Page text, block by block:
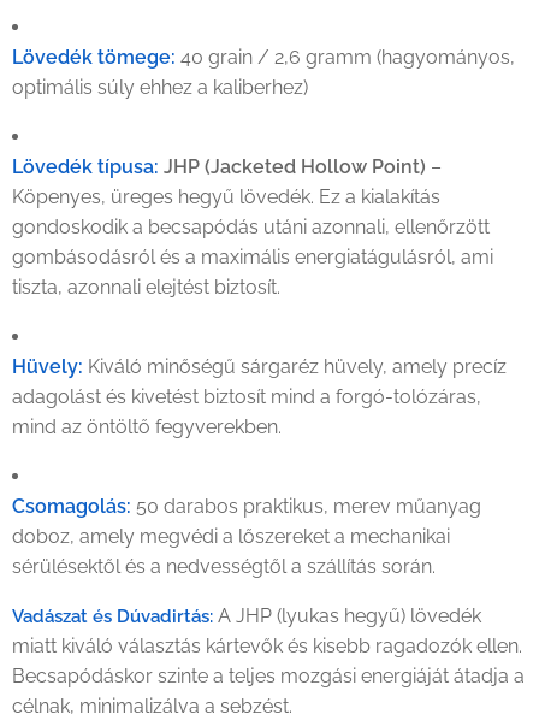
Lövedék tömege: 40 grain / 2,6 gramm (hagyományos,
optimális súly ehhez a kaliberhez)
Lövedék típusa: JHP (Jacketed Hollow Point) –
Köpenyes, üreges hegyű lövedék. Ez a kialakítás
gondoskodik a becsapódás utáni azonnali, ellenőrzött
gombásodásról és a maximális energiatágulásról, ami
tiszta, azonnali elejtést biztosít.
Hüvely: Kiváló minőségű sárgaréz hüvely, amely precíz
adagolást és kivetést biztosít mind a forgó-tolózáras,
mind az öntöltő fegyverekben.
Csomagolás: 50 darabos praktikus, merev műanyag
doboz, amely megvédi a lőszereket a mechanikai
sérülésektől és a nedvességtől a szállítás során.
Vadászat és Dúvadirtás: A JHP (lyukas hegyű) lövedék
miatt kiváló választás kártevők és kisebb ragadozók ellen.
Becsapódáskor szinte a teljes mozgási energiáját átadja a
célnak, minimalizálva a sebzést.